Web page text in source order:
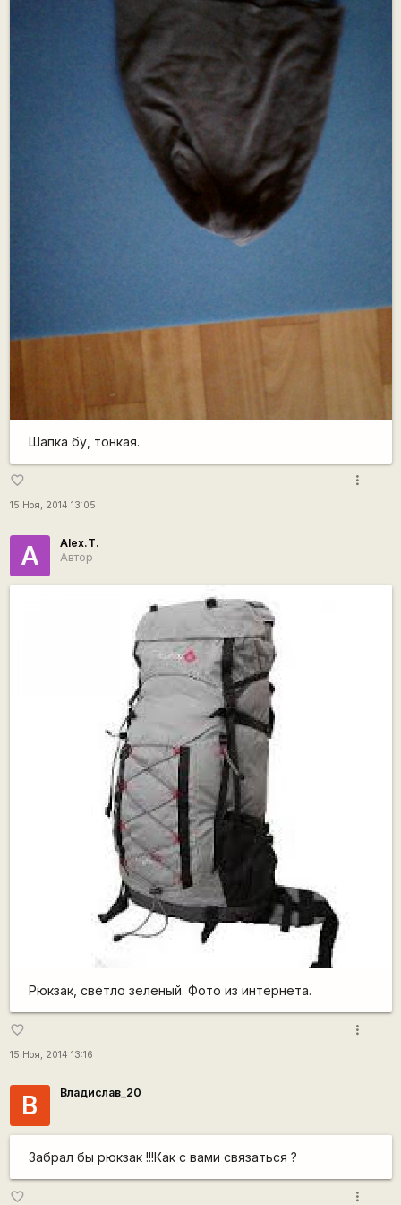
Шапка бу, тонкая.
favorite_border
15 Ноя, 2014 13:05
more_vert
A
Alex.T.
Автор
Рюкзак, светло зеленый. Фото из интернета.
favorite_border
15 Ноя, 2014 13:16
more_vert
В Владислав_20
Забрал бы рюкзак !!!Как с вами связаться ?
favorite_border more_vert